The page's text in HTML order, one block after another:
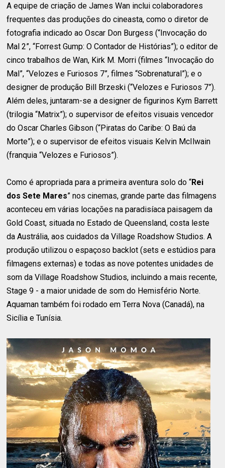
A equipe de criação de James Wan inclui colaboradores
frequentes das produções do cineasta, como o diretor de
fotografia indicado ao Oscar Don Burgess (“Invocação do
Mal 2”, “Forrest Gump: O Contador de Histórias”); o editor de
cinco trabalhos de Wan, Kirk M. Morri (filmes “Invocação do
Mal”, “Velozes e Furiosos 7”, filmes “Sobrenatural”); e o
designer de produção Bill Brzeski (“Velozes e Furiosos 7”).
Além deles, juntaram-se a designer de figurinos Kym Barrett
(trilogia “Matrix”); o supervisor de efeitos visuais vencedor
do Oscar Charles Gibson (“Piratas do Caribe: O Baú da
Morte”); e o supervisor de efeitos visuais Kelvin McIlwain
(franquia “Velozes e Furiosos”).
Como é apropriada para a primeira aventura solo do “Rei
dos Sete Mares” nos cinemas, grande parte das filmagens
aconteceu em várias locações na paradisíaca paisagem da
Gold Coast, situada no Estado de Queensland, costa leste
da Austrália, aos cuidados da Village Roadshow Studios. A
produção utilizou o espaçoso backlot (sets e estúdios para
filmagens externas) e todas as nove potentes unidades de
som da Village Roadshow Studios, incluindo a mais recente,
Stage 9 - a maior unidade de som do Hemisfério Norte.
Aquaman também foi rodado em Terra Nova (Canadá), na
Sicília e Tunísia.